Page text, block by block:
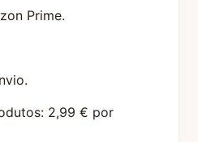
Prime.
2,99 € por